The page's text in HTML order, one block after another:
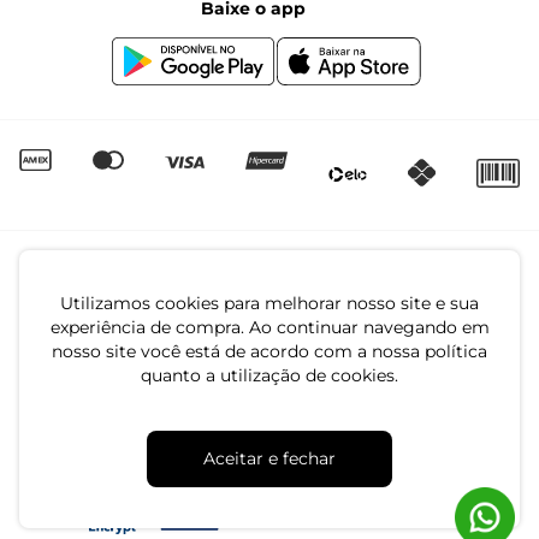
Utilizamos cookies para melhorar nosso site e sua
experiência de compra. Ao continuar navegando em
nosso site você está de acordo com a nossa política
quanto a utilização de cookies.
Aceitar e fechar
Canal de Denúncias | Ética
Igualdade Salarial
Baixe o app
CNPJ: 79.233.672/0001-05
Av. Maria Marangoni, 391 - 89129-080 - Luiz Alves - SC